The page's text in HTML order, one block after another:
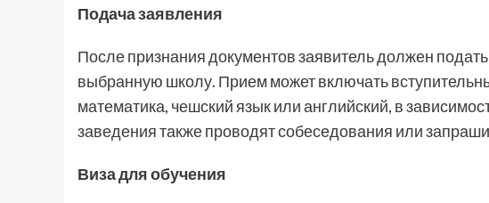
Подача заявления
После признания документов заявитель должен
выбранную школу. Прием может включать
математика, чешский язык или английский, в
заведения также проводят собеседования или
Виза для обучения